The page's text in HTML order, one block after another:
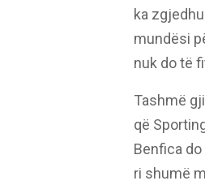
ka
mundësi
nuk do të
Tashmë
që
Benfica
ri shumë